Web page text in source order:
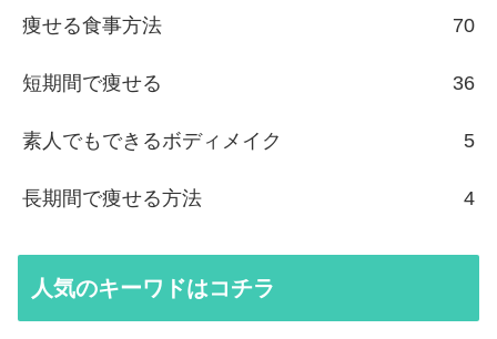
痩せる食事方法 70
短期間で痩せる 36
素人でもできるボディメイク 5
長期間で痩せる方法 4
人気のキーワドはコチラ